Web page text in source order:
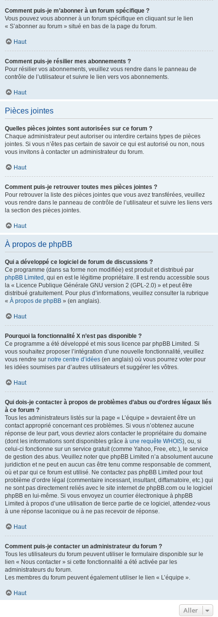
Comment puis-je m’abonner à un forum spécifique ?
Vous pouvez vous abonner à un forum spécifique en cliquant sur le lien
« S’abonner au forum » situé en bas de la page du forum.
Haut
Comment puis-je résilier mes abonnements ?
Pour résilier vos abonnements, veuillez vous rendre dans le panneau de
contrôle de l’utilisateur et suivre le lien vers vos abonnements.
Haut
Pièces jointes
Quelles pièces jointes sont autorisées sur ce forum ?
Chaque administrateur peut autoriser ou interdire certains types de pièces
jointes. Si vous n’êtes pas certain de savoir ce qui est autorisé ou non, nous
vous invitons à contacter un administrateur du forum.
Haut
Comment puis-je retrouver toutes mes pièces jointes ?
Pour retrouver la liste des pièces jointes que vous avez transférées, veuillez
vous rendre dans le panneau de contrôle de l’utilisateur et suivre les liens vers
la section des pièces jointes.
Haut
À propos de phpBB
Qui a développé ce logiciel de forum de discussions ?
Ce programme (dans sa forme non modifiée) est produit et distribué par
phpBB Limited , qui en est le légitime propriétaire. Il est rendu accessible sous
la « Licence Publique Générale GNU version 2 (GPL-2.0) » et peut être
distribué gratuitement. Pour plus d’informations, veuillez consulter la rubrique
« À propos de phpBB » (en anglais).
Haut
Pourquoi la fonctionnalité X n’est pas disponible ?
Ce programme a été développé et mis sous licence par phpBB Limited. Si
vous souhaitez proposer l’intégration d’une nouvelle fonctionnalité, veuillez
vous rendre sur notre centre d’idées (en anglais) où vous pourrez voter pour
les idées soumises par d’autres utilisateurs et suggérer les vôtres.
Haut
Qui dois-je contacter à propos de problèmes d’abus ou d’ordres légaux liés
à ce forum ?
Tous les administrateurs listés sur la page « L’équipe » devraient être un
contact approprié concernant ces problèmes. Si vous n’obtenez aucune
réponse de leur part, vous devriez alors contacter le propriétaire du domaine
(dont les informations sont disponibles grâce à une requête WHOIS), ou, si
celui-ci fonctionne sur un service gratuit (comme Yahoo, Free, etc.), le service
de gestion des abus. Veuillez noter que phpBB Limited n’a absolument aucune
juridiction et ne peut en aucun cas être tenu comme responsable de comment,
où et par qui ce forum est utilisé. Ne contactez pas phpBB Limited pour tout
problème d’ordre légal (commentaire incessant, insultant, diffamatoire, etc.) qui
ne sont pas directement reliés avec le site internet de phpBB.com ou le logiciel
phpBB en lui-même. Si vous envoyez un courrier électronique à phpBB
Limited à propos d’une utilisation de tierce partie de ce logiciel, attendez-vous
à une réponse laconique ou à ne pas recevoir de réponse.
Haut
Comment puis-je contacter un administrateur du forum ?
Tous les utilisateurs du forum peuvent utiliser le formulaire disponible sur le
lien « Nous contacter » si cette fonctionnalité a été activée par les
administrateurs du forum.
Les membres du forum peuvent également utiliser le lien « L’équipe ».
Haut
Aller